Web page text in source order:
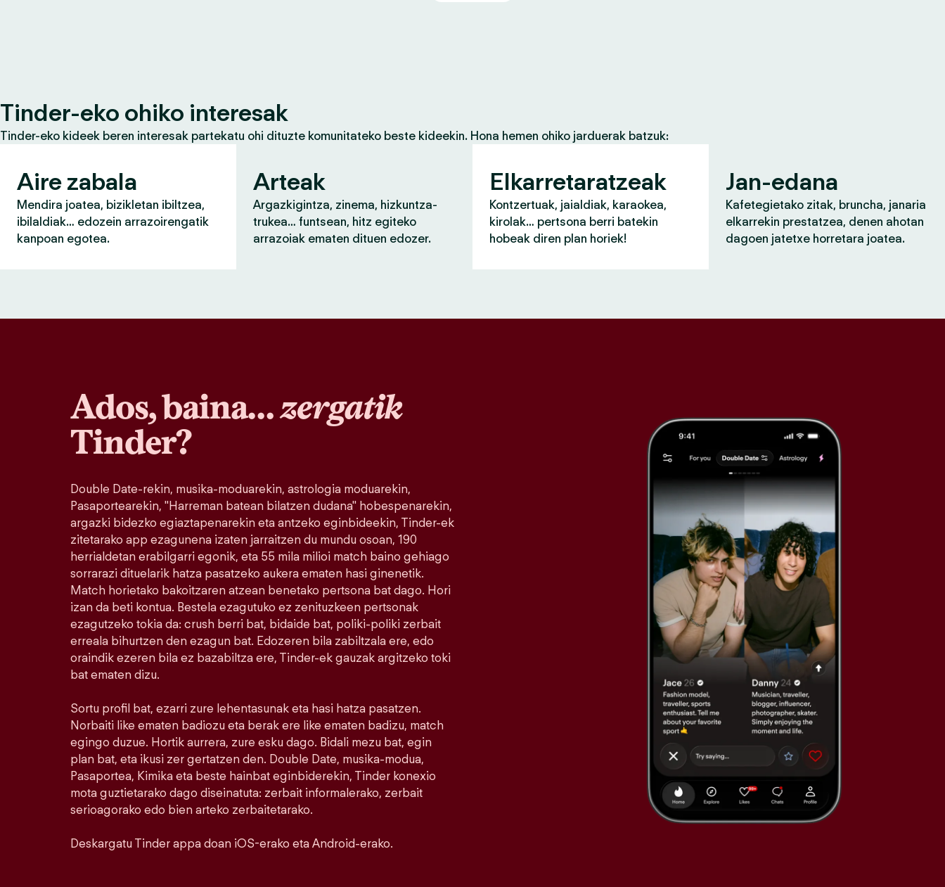
Tinder-eko ohiko interesak
Tinder-eko kideek beren interesak partekatu ohi dituzte komunitateko beste kideekin. Hona hemen ohiko jarduerak batzuk:
Aire zabala
Mendira joatea, bizikletan ibiltzea,
ibilaldiak… edozein arrazoirengatik
kanpoan egotea.
Arteak
Argazkigintza, zinema, hizkuntza-
trukea… funtsean, hitz egiteko
arrazoiak ematen dituen edozer.
Elkarretaratzeak
Kontzertuak, jaialdiak, karaokea,
kirolak… pertsona berri batekin
hobeak diren plan horiek!
Jan-edana
Kafetegietako zitak, bruncha, janaria
elkarrekin prestatzea, denen ahotan
dagoen jatetxe horretara joatea.
Ados, baina…zergatik
Tinder?
Double Date-rekin, musika-moduarekin, astrologia moduarekin,
Pasaportearekin, "Harreman batean bilatzen dudana" hobespenarekin,
argazki bidezko egiaztapenarekin eta antzeko eginbideekin, Tinder-ek
zitetarako app ezagunena izaten jarraitzen du mundu osoan, 190
herrialdetan erabilgarri egonik, eta 55 mila milioi match baino gehiago
sorrarazi dituelarik hatza pasatzeko aukera ematen hasi ginenetik.
Match horietako bakoitzaren atzean benetako pertsona bat dago. Hori
izan da beti kontua. Bestela ezagutuko ez zenituzkeen pertsonak
ezagutzeko tokia da: crush berri bat, bidaide bat, poliki-poliki zerbait
erreala bihurtzen den ezagun bat. Edozeren bila zabiltzala ere, edo
oraindik ezeren bila ez bazabiltza ere, Tinder-ek gauzak argitzeko toki
bat ematen dizu.
Sortu profil bat, ezarri zure lehentasunak eta hasi hatza pasatzen.
Norbaiti like ematen badiozu eta berak ere like ematen badizu, match
egingo duzue. Hortik aurrera, zure esku dago. Bidali mezu bat, egin
plan bat, eta ikusi zer gertatzen den. Double Date, musika-modua,
Pasaportea, Kimika eta beste hainbat eginbiderekin, Tinder konexio
mota guztietarako dago diseinatuta: zerbait informalerako, zerbait
serioagorako edo bien arteko zerbaitetarako.
Deskargatu Tinder appa doan iOS-erako eta Android-erako.